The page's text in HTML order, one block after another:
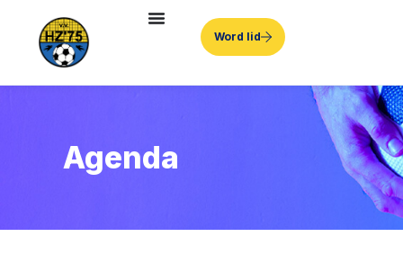
Word lid
Agenda